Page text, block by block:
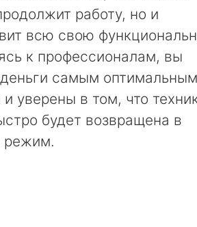
работу, но и
всю свою
к профессионалам, вы
деньги самым оптимальным
уверены в том, что
будет возвращена в
режим.